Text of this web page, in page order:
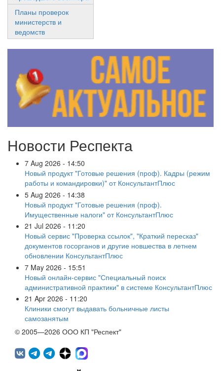
Планы проверок
министерств и
ведомств
Новости Респекта
7 Aug 2026 - 14:50
Новый продукт "Готовые решения (проф). Кадры (режим
работы и командировки)" от КонсультантПлюс
5 Aug 2026 - 14:38
Новый продукт "Готовые решения (проф).
Имущественные налоги" от КонсультантПлюс
21 Jul 2026 - 11:20
Новый сервис "Проверка ссылок", "Краткий пересказ"
документов госорганов и другие новшества в летнем
обновлении КонсультантПлюс
7 May 2026 - 15:51
Новый онлайн-сервис "Специальный поиск
административной практики" в системе КонсультантПлюс
21 Apr 2026 - 11:20
Клиники смогут выдавать больничные листы
самозанятым
© 2005—2026 ООО КП "Респект"